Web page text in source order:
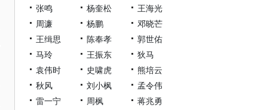
张鸣
杨奎松
王海光
周濂
杨鹏
邓晓芒
王缉思
陈奉孝
郭世佑
马玲
王振东
狄马
袁伟时
史啸虎
熊培云
秋风
刘小枫
孟令伟
雷一宁
周枫
蒋兆勇